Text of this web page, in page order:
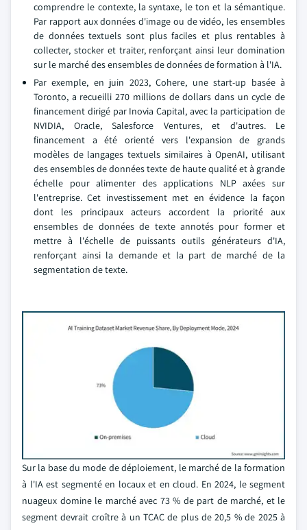
comprendre le contexte, la syntaxe, le ton et la sémantique.
Par rapport aux données d'image ou de vidéo, les ensembles
de données textuels sont plus faciles et plus rentables à
collecter, stocker et traiter, renforçant ainsi leur domination
sur le marché des ensembles de données de formation à l'IA.
Par exemple, en juin 2023, Cohere, une start-up basée à
Toronto, a recueilli 270 millions de dollars dans un cycle de
financement dirigé par Inovia Capital, avec la participation de
NVIDIA, Oracle, Salesforce Ventures, et d'autres. Le
financement a été orienté vers l'expansion de grands
modèles de langages textuels similaires à OpenAI, utilisant
des ensembles de données texte de haute qualité et à grande
échelle pour alimenter des applications NLP axées sur
l'entreprise. Cet investissement met en évidence la façon
dont les principaux acteurs accordent la priorité aux
ensembles de données de texte annotés pour former et
mettre à l'échelle de puissants outils générateurs d'IA,
renforçant ainsi la demande et la part de marché de la
segmentation de texte.
Sur la base du mode de déploiement, le marché de la formation
à l'IA est segmenté en locaux et en cloud. En 2024, le segment
nuageux domine le marché avec 73 % de part de marché, et le
segment devrait croître à un TCAC de plus de 20,5 % de 2025 à